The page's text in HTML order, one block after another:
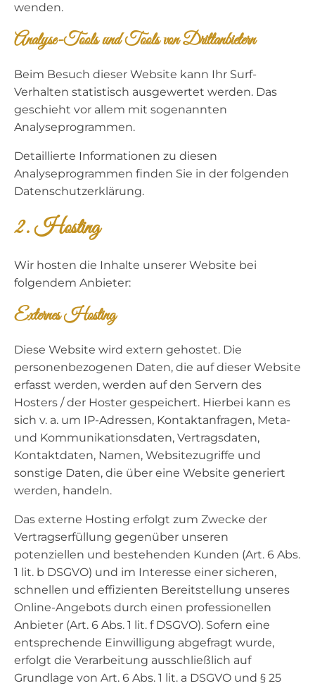
wenden.
Analyse-Tools und Tools von Dritt­anbietern
Beim Besuch dieser Website kann Ihr Surf-
Verhalten statistisch ausgewertet werden. Das
geschieht vor allem mit sogenannten
Analyseprogrammen.
Detaillierte Informationen zu diesen
Analyseprogrammen finden Sie in der folgenden
Datenschutzerklärung.
2. Hosting
Wir hosten die Inhalte unserer Website bei
folgendem Anbieter:
Externes Hosting
Diese Website wird extern gehostet. Die
personenbezogenen Daten, die auf dieser Website
erfasst werden, werden auf den Servern des
Hosters / der Hoster gespeichert. Hierbei kann es
sich v. a. um IP-Adressen, Kontaktanfragen, Meta-
und Kommunikationsdaten, Vertragsdaten,
Kontaktdaten, Namen, Websitezugriffe und
sonstige Daten, die über eine Website generiert
werden, handeln.
Das externe Hosting erfolgt zum Zwecke der
Vertragserfüllung gegenüber unseren
potenziellen und bestehenden Kunden (Art. 6 Abs.
1 lit. b DSGVO) und im Interesse einer sicheren,
schnellen und effizienten Bereitstellung unseres
Online-Angebots durch einen professionellen
Anbieter (Art. 6 Abs. 1 lit. f DSGVO). Sofern eine
entsprechende Einwilligung abgefragt wurde,
erfolgt die Verarbeitung ausschließlich auf
Grundlage von Art. 6 Abs. 1 lit. a DSGVO und § 25